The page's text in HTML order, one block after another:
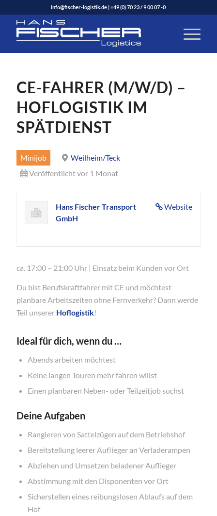
info@fischer-logistik.de |+49 (0) 70 23 / 9 00 07 -0
CE-FAHRER (M/W/D) –
HOFLOGISTIK IM
SPÄTDIENST
Minijob
Weilheim/Teck
Veröffentlicht vor 1 Monat
Website
Hans Fischer Transport
GmbH
ca. 17:00 – 21:00 Uhr | Einsatz beim Kunden vor Ort
Du bist Berufskraftfahrer mit CE und möchtest
planbare Arbeitszeiten ohne Fernverkehr? Dann werde
Teil unserer Hoflogistik!
Ideal für dich, wenn du …
Abends arbeiten möchtest
Keine langen Touren mehr fahren willst
Einen planbaren Neben- oder Teilzeitjob suchst
Deine Aufgaben
Rangieren von Sattelzügen auf dem Betriebshof
Bereitstellung leerer Auflieger an Verladerampen
Abziehen und Umsetzen beladener Auflieger
Abstimmung mit den Disponenten vor Ort
Sicherstellen eines reibungslosen Ablaufs auf dem
Hof